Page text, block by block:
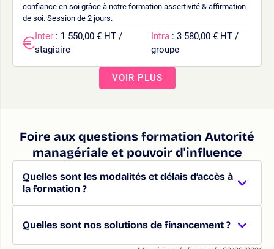
confiance en soi grâce à notre formation assertivité & affirmation
de soi. Session de 2 jours.
Inter : 1 550,00 € HT /
stagiaire
Intra : 3 580,00 € HT /
groupe
VOIR PLUS
Foire aux questions formation Autorité
managériale et pouvoir d'influence
Quelles sont les modalités et délais d’accès à
la formation ?
Quelles sont nos solutions de financement ?